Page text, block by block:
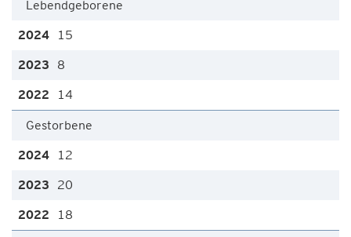
Lebendgeborene
15
8
14
Gestorbene
12
20
18